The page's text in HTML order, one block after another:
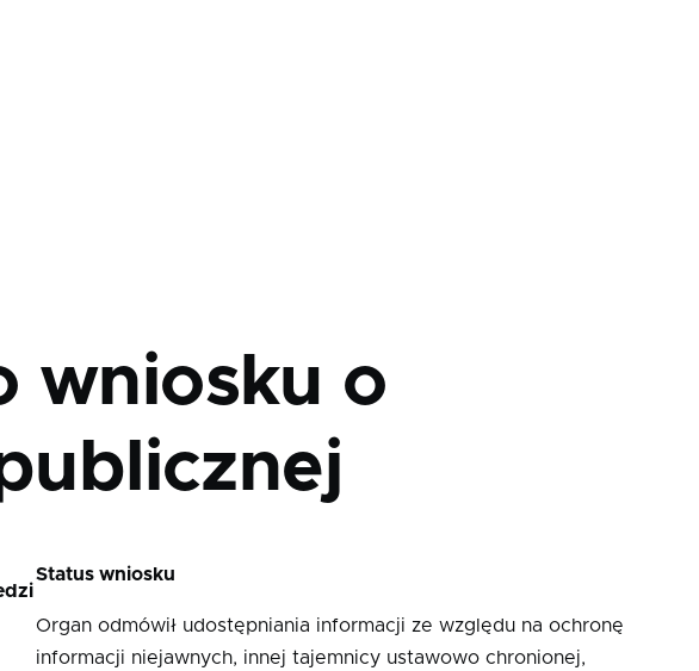
wniosku o
Status wniosku
Organ odmówił udostępniania informacji ze względu na ochronę
informacji niejawnych, innej tajemnicy ustawowo chronionej,